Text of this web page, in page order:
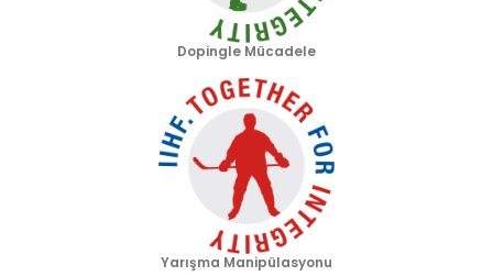
Dopingle Mücadele
Yarışma Manipülasyonu